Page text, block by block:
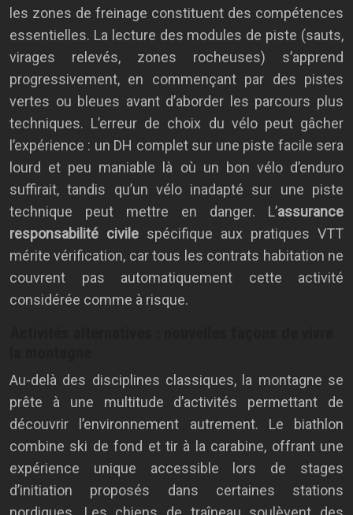
les zones de freinage constituent des compétences
essentielles. La lecture des modules de piste (sauts,
virages relevés, zones rocheuses) s’apprend
progressivement, en commençant par des pistes
vertes ou bleues avant d’aborder les parcours plus
techniques. L’erreur de choix du vélo peut gâcher
l’expérience : un DH complet sur une piste facile sera
lourd et peu maniable là où un bon vélo d’enduro
suffirait, tandis qu’un vélo inadapté sur une piste
technique peut mettre en danger. L’assurance
responsabilité civile spécifique aux pratiques VTT
mérite vérification, car tous les contrats habitation ne
couvrent pas automatiquement cette activité
considérée comme à risque.
Au-delà des disciplines classiques, la montagne se
prête à une multitude d’activités permettant de
découvrir l’environnement autrement. Le biathlon
combine ski de fond et tir à la carabine, offrant une
expérience unique accessible lors de stages
d’initiation proposés dans certaines stations